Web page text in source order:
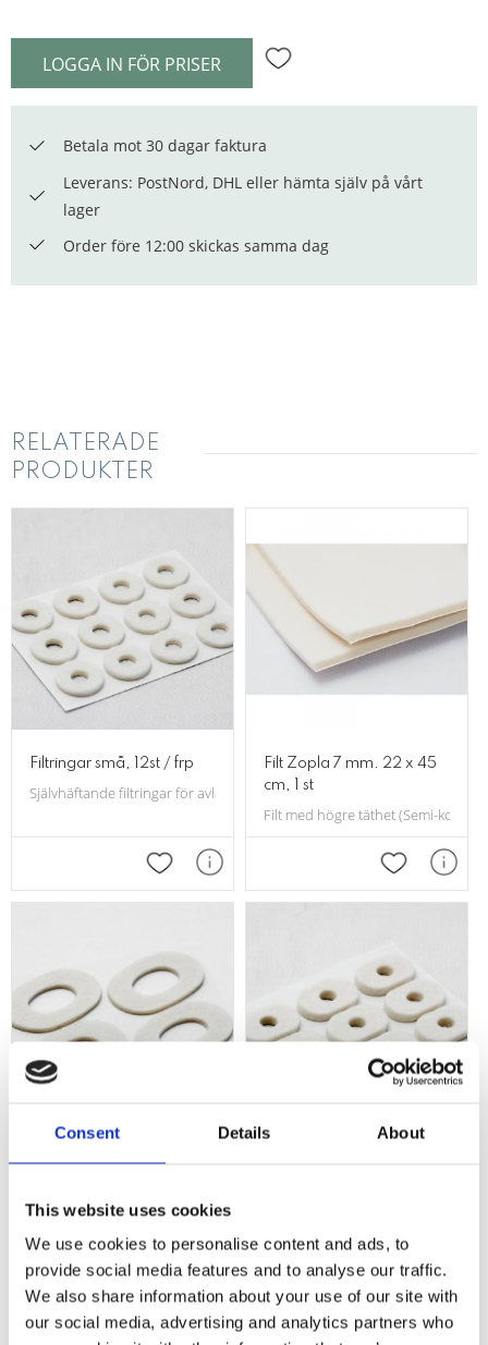
Consent Details About
This website uses cookies
We use cookies to personalise content and ads, to
provide social media features and to analyse our traffic.
We also share information about your use of our site with
our social media, advertising and analytics partners who
LOGGA IN FÖR PRISER Lägg till i favoriter
Betala mot 30 dagar faktura
Leverans: PostNord, DHL eller hämta själv på vårt
lager
Order före 12:00 skickas samma dag
RELATERADE
PRODUKTER
Filtringar små, 12st / frp
Självhäftande filtringar för avlastning. 20 mm diameter, tjocklek ca 3mm.
Lägg till i favoriter
Filt Zopla 7 mm. 22 x 45
cm, 1 st
Filt med högre täthet (Semi-
Lägg till i
Självhäftande filtringar för avlastning. Ovala 30/45 mm diameter. Tjocklek
Lägg till i favoriter Lägg till i